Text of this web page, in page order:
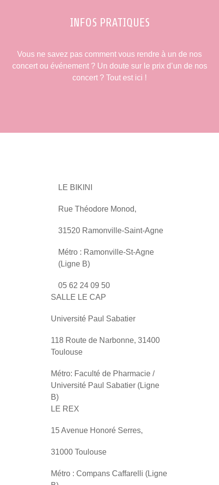
INFOS PRATIQUES
Vous ne savez pas comment vous rendre à un de nos
concert ou événement ? Un doute sur le prix d’un de nos
concert ? Tout est ici !
LE BIKINI
Rue Théodore Monod,
31520 Ramonville-Saint-Agne
Métro : Ramonville-St-Agne
(Ligne B)
05 62 24 09 50
SALLE LE CAP
Université Paul Sabatier
118 Route de Narbonne, 31400
Toulouse
Métro: Faculté de Pharmacie /
Université Paul Sabatier (Ligne
B)
LE REX
15 Avenue Honoré Serres,
31000 Toulouse
Métro : Compans Caffarelli (Ligne